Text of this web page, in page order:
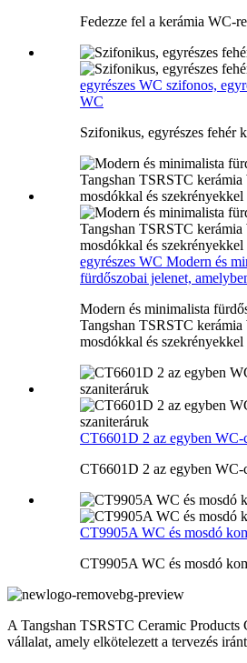
Fedezze fel a kerámia WC-
egyrészes WC szifonos,
WC
Szifonikus, egyrészes fehér
egyrészes WC Modern és
fürdőszobai jelenet,
Modern és minimalista
Tangshan TSRSTC
mosdókkal és szekrényekkel
CT6601D 2 az egyben WC-
CT6601D 2 az egyben WC-
CT9905A WC és mosdó
CT9905A WC és mosdó
A Tangshan TSRSTC Ceramic Products
vállalat, amely elkötelezett a tervezés iránt